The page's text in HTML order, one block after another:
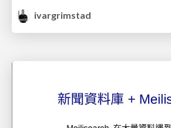
ivargrimstad